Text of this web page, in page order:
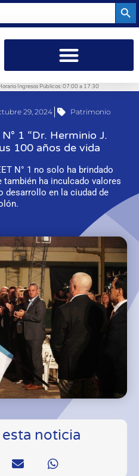
Ingresos Públicos: 07:00 a 17:30
29, 2024 Patrimonio
1 “Dr. Herminio J.
100 años de vida
N° 1 no solo ha brindado
ha inculcado valores
desarrollo en la ciudad de
noticia